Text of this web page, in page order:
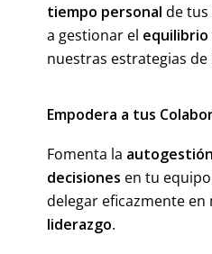
tiempo personal de tus
a gestionar el
nuestras estrategias de
Empodera a tus
Fomenta la autogestión
decisiones en tu
delegar eficazmente en
liderazgo.